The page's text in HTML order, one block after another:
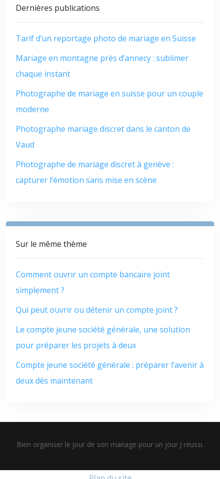
Dernières publications
Tarif d’un reportage photo de mariage en Suisse
Mariage en montagne près d’annecy : sublimer
chaque instant
Photographe de mariage en suisse pour un couple
moderne
Photographe mariage discret dans le canton de
Vaud
Photographe de mariage discret à genève :
capturer l’émotion sans mise en scène
Sur le même thème
Comment ouvrir un compte bancaire joint
simplement ?
Qui peut ouvrir ou détenir un compte joint ?
Le compte jeune société générale, une solution
pour préparer les projets à deux
Compte jeune société générale : préparer l’avenir à
deux dès maintenant
Bien organiser le jour de son mariage pour un jour J réussi.